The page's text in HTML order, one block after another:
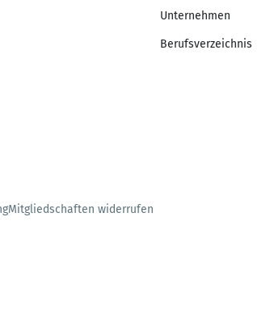
Unternehmen
Berufsverzeichnis
Mitgliedschaften widerrufen